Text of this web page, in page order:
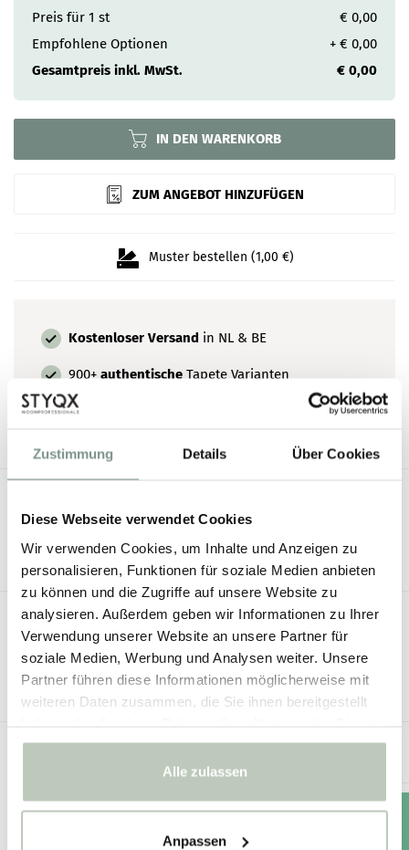
Zustimmung Details Über Cookies
Diese Webseite verwendet Cookies
Wir verwenden Cookies, um Inhalte und Anzeigen zu
personalisieren, Funktionen für soziale Medien anbieten
zu können und die Zugriffe auf unsere Website zu
analysieren. Außerdem geben wir Informationen zu Ihrer
Verwendung unserer Website an unsere Partner für
soziale Medien, Werbung und Analysen weiter. Unsere
Partner führen diese Informationen möglicherweise mit
weiteren Daten zusammen, die Sie ihnen bereitgestellt
gesammelt haben.
Alle zulassen
Anpassen
Kostenloser Versand in NL & BE
900+ authentische Tapete Varianten
Persönliche
Preis für 1 st
€ 0,00
Empfohlene Optionen
+ € 0,00
Gesamtpreis inkl. MwSt.
€ 0,00
Muster bestellen (1,00 €)
IN DEN WARENKORB
ZUM ANGEBOT HINZUFÜGEN
TECHNISCHE DATEN
ÄHNLICHE SEITEN
Tapete Tapete Little Greene
VERWANDTE PRODUKTE